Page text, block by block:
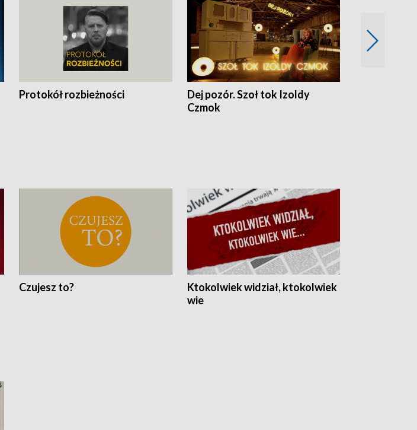
Protokół rozbieżności
Dej pozór. Szoł tok Izoldy
Czmok
Czujesz to?
Ktokolwiek widział, ktokolwiek
wie